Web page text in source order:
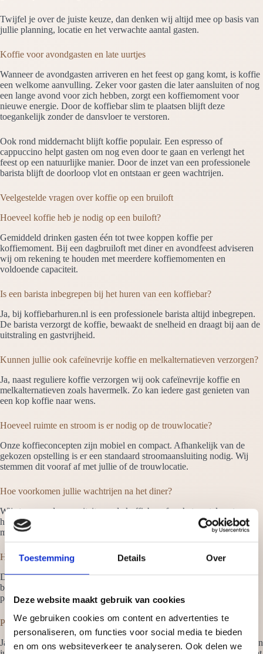
Toestemming Details Over
Deze website maakt gebruik van cookies
We gebruiken cookies om content en advertenties te
personaliseren, om functies voor social media te bieden
en om ons websiteverkeer te analyseren. Ook delen we
Twijfel je over de juiste keuze, dan denken wij altijd mee op basis van
jullie planning, locatie en het verwachte aantal gasten.
Koffie voor avondgasten en late uurtjes
Wanneer de avondgasten arriveren en het feest op gang komt, is koffie
een welkome aanvulling. Zeker voor gasten die later aansluiten of nog
een lange avond voor zich hebben, zorgt een koffiemoment voor
nieuwe energie. Door de koffiebar slim te plaatsen blijft deze
toegankelijk zonder de dansvloer te verstoren.
Ook rond middernacht blijft koffie populair. Een espresso of
cappuccino helpt gasten om nog even door te gaan en verlengt het
feest op een natuurlijke manier. Door de inzet van een professionele
barista blijft de doorloop vlot en ontstaan er geen wachtrijen.
Veelgestelde vragen over koffie op een bruiloft
Hoeveel koffie heb je nodig op een builoft?
Gemiddeld drinken gasten één tot twee koppen koffie per
koffiemoment. Bij een dagbruiloft met diner en avondfeest adviseren
wij om rekening te houden met meerdere koffiemomenten en
voldoende capaciteit.
Is een barista inbegrepen bij het huren van een koffiebar?
Ja, bij koffiebarhuren.nl is een professionele barista altijd inbegrepen.
De barista verzorgt de koffie, bewaakt de snelheid en draagt bij aan de
uitstraling en gastvrijheid.
Kunnen jullie ook cafeïnevrije koffie en melkalternatieven verzorgen?
Ja, naast reguliere koffie verzorgen wij ook cafeïnevrije koffie en
melkalternatieven zoals havermelk. Zo kan iedere gast genieten van
een kop koffie naar wens.
Hoeveel ruimte en stroom is er nodig op de trouwlocatie?
Onze koffieconcepten zijn mobiel en compact. Afhankelijk van de
gekozen opstelling is er een standaard stroomaansluiting nodig. Wij
stemmen dit vooraf af met jullie of de trouwlocatie.
Hoe voorkomen jullie wachtrijen na het diner?
Wij stemmen de capaciteit van de koffiebar af op het aantal gasten en
het moment van serveren. Bij grotere groepen werken we met
meerdere machines of barista’s zodat de doorloop soepel blijft.
Hoe lang duurt de opbouw en afbouw van de koffiebar?
De opbouw en afbouw nemen gemiddeld dertig tot zestig minuten in
beslag. Dit gebeurt altijd in overleg met de locatie en zonder de
planning van de bruiloft te verstoren.
Past de koffiebar bij het thema van onze bruiloft?
Ja, de uitstraling van de koffiebar kan worden afgestemd op de stijl van